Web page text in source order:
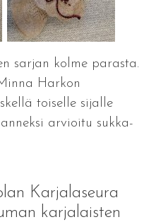
sarjan kolme parasta.
Harkon
toiselle sijalle
arvioitu sukka-
Karjalaseura
karjalaisten